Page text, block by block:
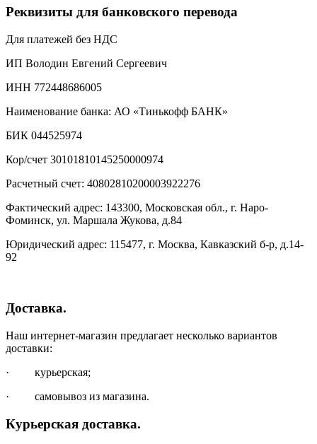
Реквизиты для банковского перевода
Для платежей без НДС
ИП Володин Евгений Сергеевич
ИНН 772448686005
Наименование банка: АО «Тинькофф БАНК»
БИК 044525974
Кор/счет 30101810145250000974
Расчетный счет: 40802810200003922276
Фактический адрес: 143300, Московская обл., г. Наро-
Фоминск, ул. Маршала Жукова, д.84
Юридический адрес: 115477, г. Москва, Кавказский б-р, д.14-
92
Доставка.
Наш интернет-магазин предлагает несколько вариантов
доставки:
· курьерская;
· самовывоз из магазина.
Курьерская доставка.